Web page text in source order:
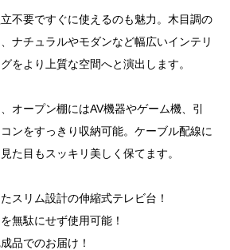
不要ですぐに使えるのも魅力。木目調の
ナチュラルやモダンなど幅広いインテリ
をより上質な空間へと演出します。
オープン棚にはAV機器やゲーム機、引
ンをすっきり収納可能。ケーブル配線に
た目もスッキリ美しく保てます。
スリム設計の伸縮式テレビ台！
無駄にせず使用可能！
品でのお届け！